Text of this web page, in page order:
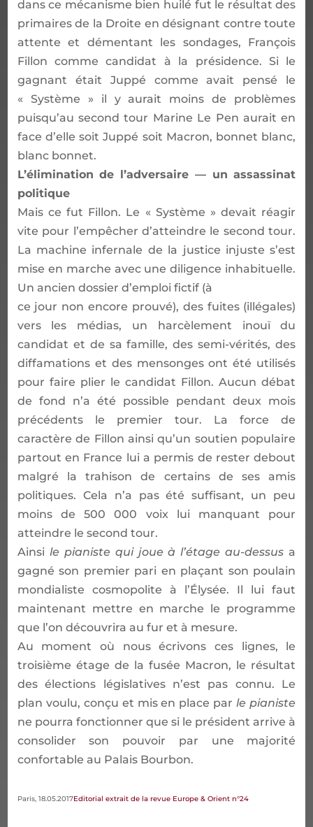
dans ce mécanisme bien huilé fut le résultat des
primaires de la Droite en désignant contre toute
attente et démentant les sondages, François
Fillon comme candidat à la présidence. Si le
gagnant était Juppé comme avait pensé
le
« Système » il y aurait moins de problèmes
puisqu’au second tour Marine Le Pen aurait en
face d’elle soit Juppé soit Macron, bonnet blanc,
blanc bonnet.
L’élimination de l’adversaire — un assassinat
politique
Mais ce fut Fillon. Le « Système » devait réagir
vite pour l’empêcher d’atteindre le second tour.
La machine infernale de la justice injuste s’est
mise en marche avec une diligence inhabituelle.
Un ancien dossier d’emploi fictif (à
ce jour non encore prouvé), des fuites (illégales)
vers les médias, un harcèlement inouï
du
candidat et de sa famille, des semi-vérités, des
diffamations et des mensonges ontété utilisés
pour faire plier le candidat Fillon. Aucun débat
de fond n’a été
possible pendant deux mois
précédents le premier tour. La force de
caractère de Fillon ainsi qu’un soutien populaire
partout en France lui a permis de rester debout
malgré
la trahison de certains de ses amis
politiques. Cela n’a pasété suffisant, un peu
moins de 500
000 voix lui manquant pour
atteindre le second tour.
Ainsi le pianiste qui joueà l’étage au-dessus a
gagné son premier pari en plaçant son poulain
mondialiste cosmopolite à l’Élysée. Il lui faut
maintenant mettre en marche le programme
que l’on découvrira au fur et à mesure.
Au moment où nousécrivons ces lignes, le
troisième étage de la fusée Macron, le résultat
desélections législatives n’est pas connu. Le
plan voulu, conçu et mis en place parle pianiste
ne pourra fonctionner que si le président arriveà
consolider son pouvoir par une majorité
confortable au Palais Bourbon.
Paris, 18.05.2017Editorial extrait de la revue Europe & Orient n°24